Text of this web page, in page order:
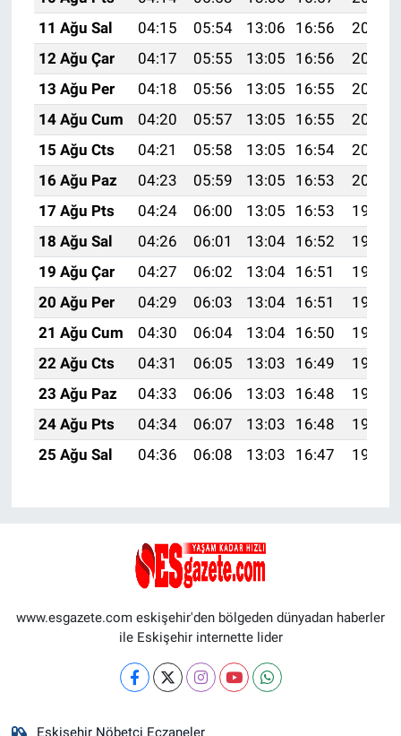
11 Ağu Sal
04:15 05:54 13:06 16:56
20:07
12 Ağu Çar
04:17 05:55 13:05 16:56
20:06
13 Ağu Per
04:18 05:56 13:05 16:55
20:05
14 Ağu Cum
04:20 05:57 13:05 16:55
20:03
15 Ağu Cts
04:21 05:58 13:05 16:54
20:02
16 Ağu Paz
04:23 05:59 13:05 16:53
20:00
17 Ağu Pts
04:24 06:00 13:05 16:53
19:59
18 Ağu Sal
04:26 06:01 13:04 16:52
19:58
19 Ağu Çar
04:27 06:02 13:04 16:51
19:56
20 Ağu Per
04:29 06:03 13:04 16:51
19:55
21 Ağu Cum
04:30 06:04 13:04 16:50
19:53
22 Ağu Cts
04:31 06:05 13:03 16:49
19:52
23 Ağu Paz
04:33 06:06 13:03 16:48
19:50
24 Ağu Pts
04:34 06:07 13:03 16:48
19:49
25 Ağu Sal
04:36 06:08 13:03 16:47 19:47
www.esgazete.com eskişehir'den bölgeden dünyadan haberler
ile Eskişehir internette lider
Eskişehir Nöbetçi Eczaneler